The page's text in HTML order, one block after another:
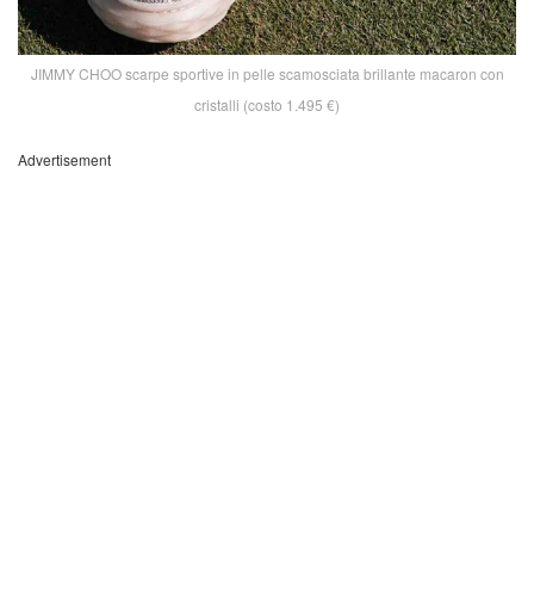
JIMMY CHOO scarpe sportive in pelle scamosciata brillante macaron con
cristalli (costo 1.495 €)
Advertisement